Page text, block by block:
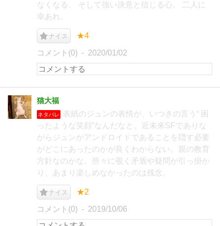
なくなる。 そして強い決意と信じる心。 二人に
幸あれ。
ナイス ★4
コメント(0) 2020/01/02
猫大福
ネタバレ
表紙のジュンの表情が、いつきの言う“ 困
ったような笑顔”なんだなと。近未来SFでありな
がらジュンがアンドロイドであることを隠す必要
がどこにあったのかが良くわからない。親の教育
方針なのかな。所々に覗く矛盾や疑問が引っ掛か
り、あまり楽しめなかったのは残念。
ナイス ★2
コメント(0) 2019/10/06